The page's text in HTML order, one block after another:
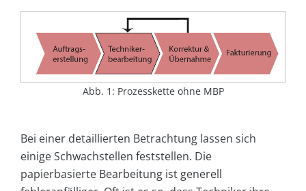
Abb. 1: Prozesskette ohne MBP
Bei einer detaillierten Betrachtung lassen sich
einige Schwachstellen feststellen. Die
papierbasierte Bearbeitung ist generell